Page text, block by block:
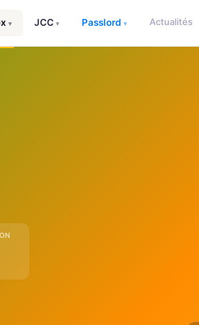
▾ JCC ▾ Passlord ▾ Actualités